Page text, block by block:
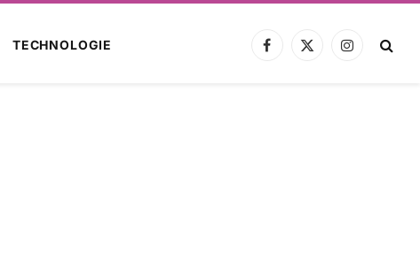
TECHNOLOGIE
Facebook
X
Instagram